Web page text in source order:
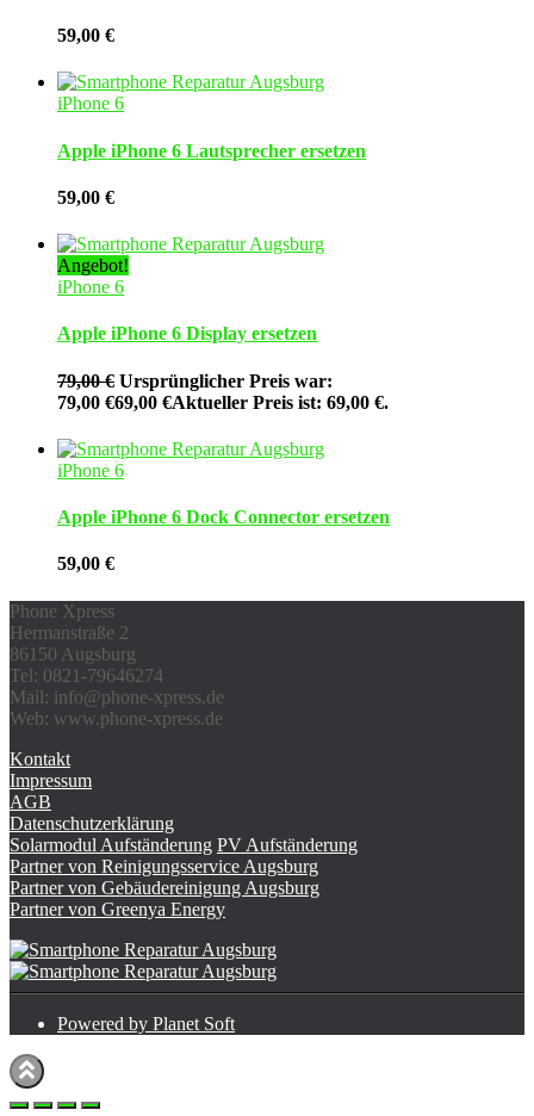
59,00 €
iPhone 6
Apple iPhone 6 Lautsprecher ersetzen
59,00 €
Angebot!
iPhone 6
Apple iPhone 6 Display ersetzen
79,00€ Ursprünglicher Preis war:
79,00 €69,00 €Aktueller Preis ist: 69,00 €.
iPhone 6
Apple iPhone 6 Dock Connector ersetzen
59,00 €
Phone Xpress
Hermanstraße 2
86150 Augsburg
Tel: 0821-79646274
Mail: info@phone-xpress.de
Web: www.phone-xpress.de
Kontakt
Impressum
AGB
Datenschutzerklärung
Solarmodul Aufständerung PV Aufständerung
Partner von Reinigungsservice Augsburg
Partner von Gebäudereinigung Augsburg
Partner von Greenya Energy
Powered by Planet Soft